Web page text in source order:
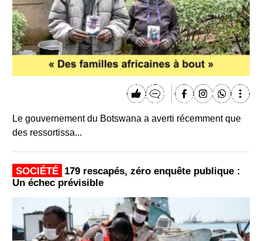
Le gouvernement du Botswana a averti récemment que
des ressortissa...
SOCIÉTÉ 179 rescapés, zéro enquête publique :
Un échec prévisible